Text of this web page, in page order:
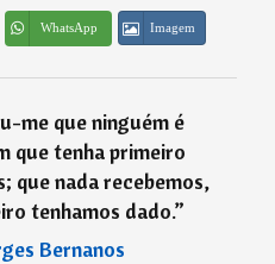
WhatsApp Imagem
me que ninguém é
que tenha primeiro
que nada recebemos,
tenhamos dado.”
Bernanos